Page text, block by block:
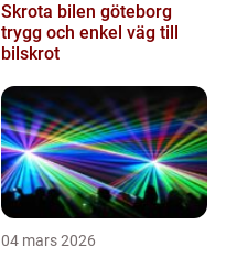
Skrota bilen göteborg
trygg och enkel väg till
bilskrot
04 mars 2026